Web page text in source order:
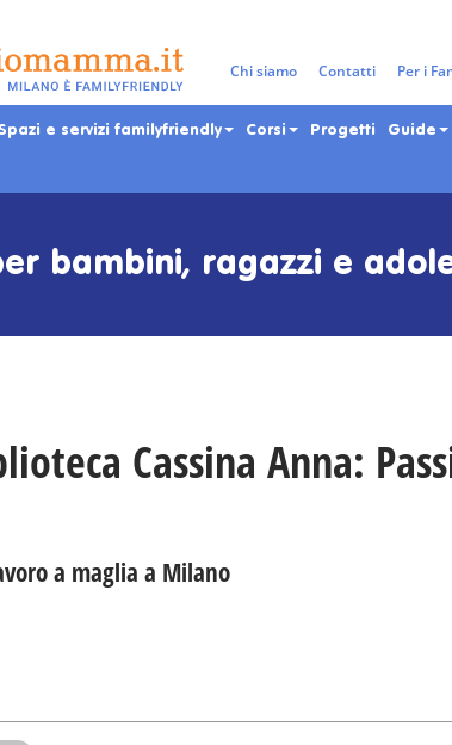
Chi siamo Contatti Per i
e servizi familyfriendly Corsi Progetti Guide
bambini, ragazzi e
Cassina Anna:
a maglia a Milano